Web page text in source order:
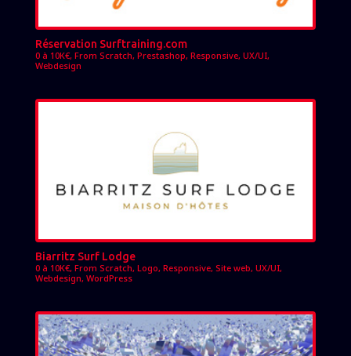
Réservation Surftraining.com
0 à 10K€, From Scratch, Prestashop, Responsive, UX/UI,
Webdesign
Biarritz Surf Lodge
0 à 10K€, From Scratch, Logo, Responsive, Site web, UX/UI,
Webdesign, WordPress